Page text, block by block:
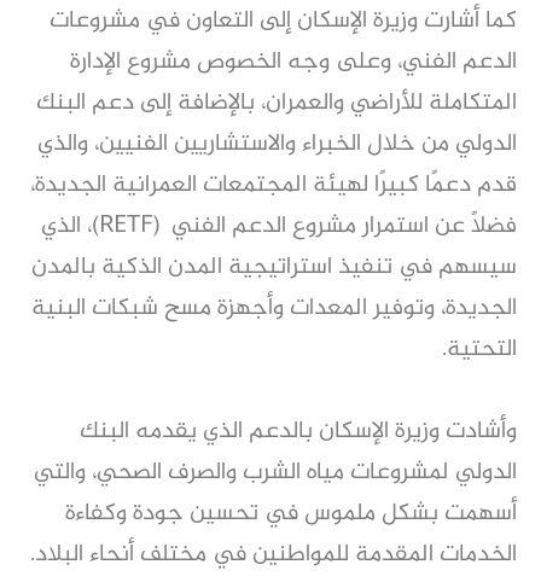
كما أشارت وزيرة الإسكان إلى التعاون في مشروعات
الدعم الفني، وعلى وجه الخصوص مشروع الإدارة
المتكاملة للأراضي والعمران، بالإضافة إلى دعم البنك
الدولي من خلال الخبراء والاستشاريين الفنيين، والذي
قدم دعمًا كبيرًا لهيئة المجتمعات العمرانية الجديدة،
فضلًا عن استمرار مشروع الدعم الفني (RETF)، الذي
سيسهم في تنفيذ استراتيجية المدن الذكية بالمدن
الجديدة، وتوفير المعدات وأجهزة مسح شبكات البنية
التحتية.
وأشادت وزيرة الإسكان بالدعم الذي يقدمه البنك
الدولي لمشروعات مياه الشرب والصرف الصحي، والتي
أسهمت بشكل ملموس في تحسين جودة وكفاءة
الخدمات المقدمة للمواطنين في مختلف أنحاء البلاد.